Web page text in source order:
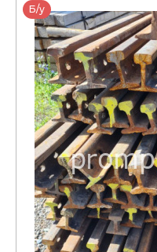
Б/у